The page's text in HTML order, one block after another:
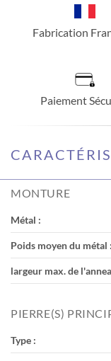
Fabrication
Paiement
MONTURE
Métal :
Poids moyen du métal :
largeur max. de
PIERRE(S)
Type :